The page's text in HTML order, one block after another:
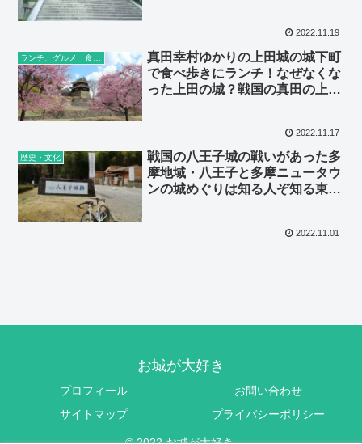
2022.11.19
真田幸村ゆかりの上田城の城下町
で食べ歩きにランチ！なぜなくな
った上田の城？戦国の真田の上田
2022.11.17
歴史・文化
戦国の八王子城の戦いがあった多
摩地域・八王子と多摩ニュータウ
ンの城めぐりは知る人ぞ知る東京
2022.11.01
お城が大好き
プロフィール
お問い合わせ
サイトマップ
プライバシーポリシー